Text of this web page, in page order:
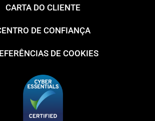
CARTA DO CLIENTE
DE CONFIANÇA
DE COOKIES